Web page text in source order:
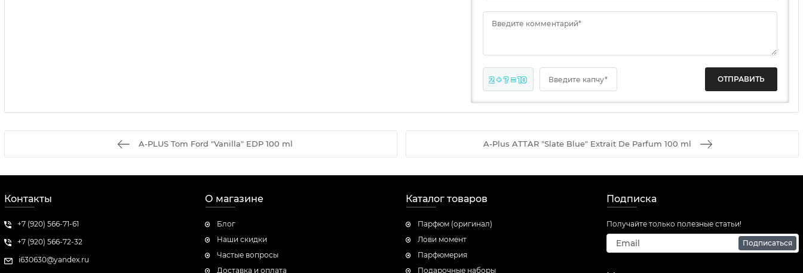
Введите комментарий*
2 + ? = 10 Введите капчу*
A-PLUS Tom Ford "Vanilla" EDP 100 ml A-Plus ATTAR "Slate Blue" Extrait De Parfum 100 ml
Контакты
+7 (920) 566-71-61
+7 (920) 566-72-32
i630630@yandex.ru
О магазине
Блог
Наши скидки
Частые вопросы
Доставка и оплата
Каталог товаров
Парфюм (оригинал)
Лови момент
Парфюмерия
Подарочные наборы
Подписка
Получайте только полезные статьи!
Подписаться